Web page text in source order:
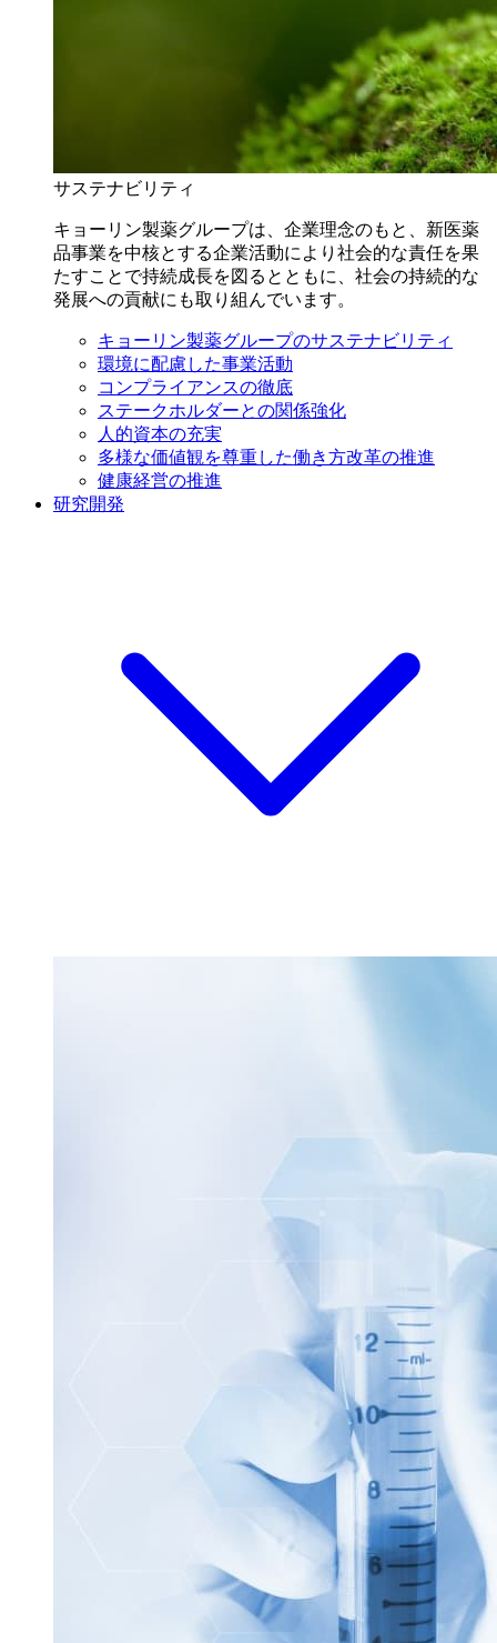
サステナビリティ
キョーリン製薬グループは、企業理念のもと、新医薬
品事業を中核とする企業活動により社会的な責任を果
たすことで持続成長を図るとともに、社会の持続的な
発展への貢献にも取り組んでいます。
キョーリン製薬グループのサステナビリティ
環境に配慮した事業活動
コンプライアンスの徹底
ステークホルダーとの関係強化
人的資本の充実
多様な価値観を尊重した働き方改革の推進
健康経営の推進
研究開発